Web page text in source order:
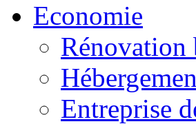
Economie
Rénovation
Entreprise